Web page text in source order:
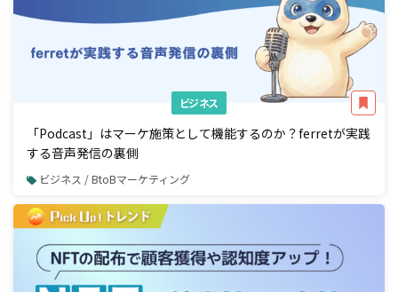
ビジネス
「Podcast」はマーケ施策として機能するのか？ferretが実践
する音声発信の裏側
ビジネス / BtoBマーケティング